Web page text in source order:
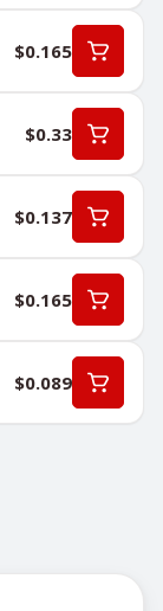
$0.165
$0.33
$0.137
$0.165
$0.089